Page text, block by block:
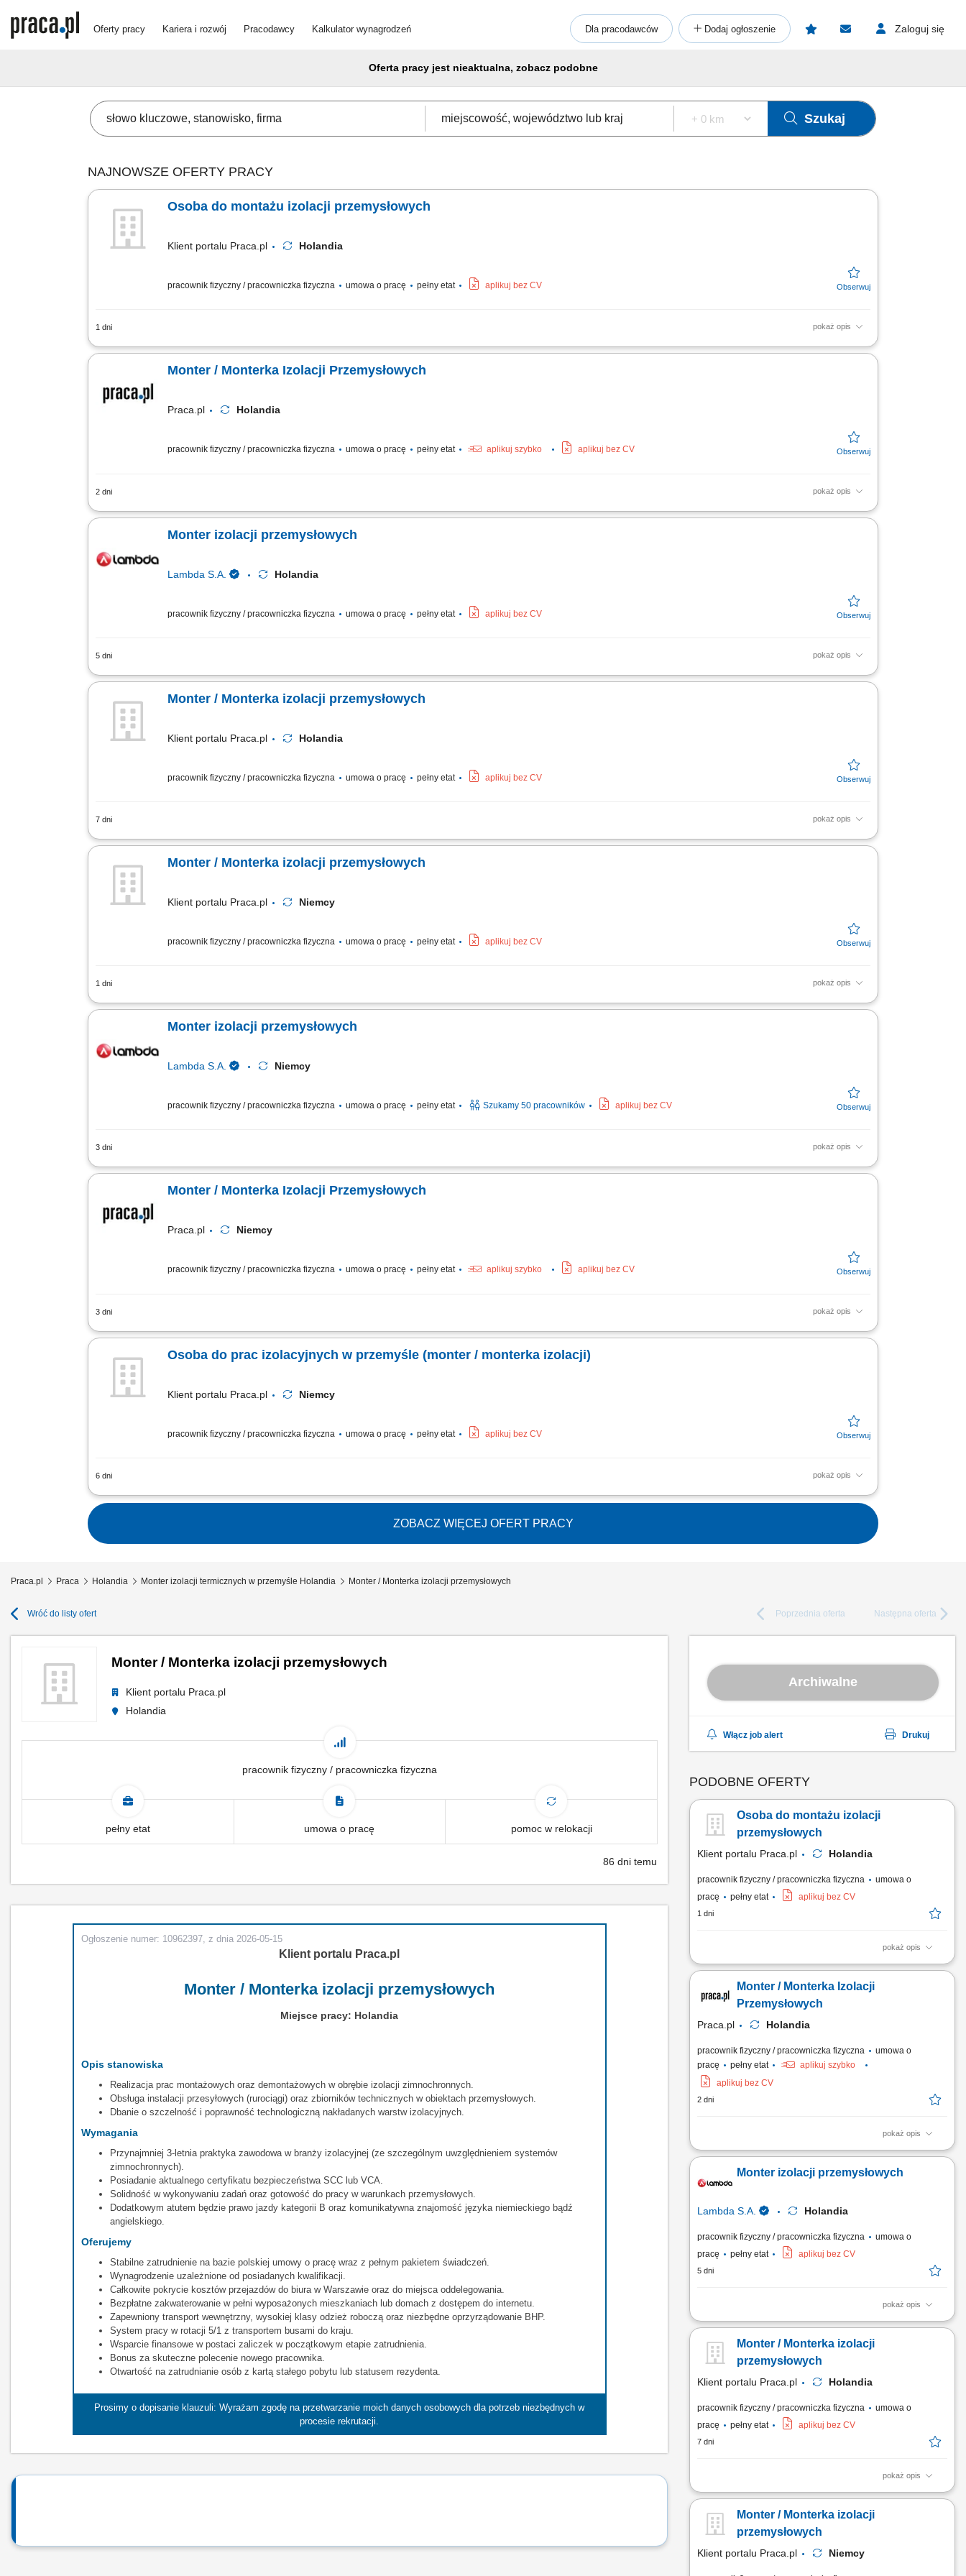
Oferty pracy Kariera i rozwój Pracodawcy Kalkulator wynagrodzeń Dla pracodawców Dodaj ogłoszenie Zaloguj się
Oferta pracy jest nieaktualna, zobacz podobne
Szukaj
NAJNOWSZE OFERTY PRACY
Osoba do montażu izolacji przemysłowych
Klient portalu Praca.pl Holandia
pracownik fizyczny / pracowniczka fizyczna umowa o pracę pełny etat aplikuj bez CV
1 dni pokaż opis
Obsługa procesów izolacyjnych (izolacje zimne) w sektorze przemysłowym. Prace monterskie i demontażowe w obrębie rurociągów oraz infrastruktury zakładowej.
Monter / Monterka Izolacji Przemysłowych
Praca.pl Holandia
pracownik fizyczny / pracowniczka fizyczna umowa o pracę pełny etat aplikuj szybko aplikuj bez CV
2 dni pokaż opis
Opis stanowiska: Kompleksowy montaż oraz demontaż systemów izolacji ciepłochronnej i zimnochronnej na obiektach przemysłowych. Prowadzenie prac
Monter izolacji przemysłowych
Lambda S.A. Holandia
pracownik fizyczny / pracowniczka fizyczna umowa o pracę pełny etat aplikuj bez CV
5 dni pokaż opis
Twój zakres obowiązków: Demontaż i montaż izolacji zimnochronnej; Praca na rurociągach oraz zbiornikach w zakładach przemysłowych;
Monter / Monterka izolacji przemysłowych
Klient portalu Praca.pl Holandia
pracownik fizyczny / pracowniczka fizyczna umowa o pracę pełny etat aplikuj bez CV
7 dni pokaż opis
Realizacja prac montażowych oraz demontażowych w obrębie izolacji zimnochronnych. Obsługa instalacji przesyłowych (rurociągi) oraz zbiorników technicznych w
Monter / Monterka izolacji przemysłowych
Klient portalu Praca.pl Niemcy
pracownik fizyczny / pracowniczka fizyczna umowa o pracę pełny etat aplikuj bez CV
1 dni pokaż opis
Demontaż i montaż izolacji ciepło- oraz zimnochronnej; Praca przy rurociągach i zbiornikach w zakładach przemysłowych;
Monter izolacji przemysłowych
Lambda S.A. Niemcy
pracownik fizyczny / pracowniczka fizyczna umowa o pracę pełny etat Szukamy 50 pracowników aplikuj bez CV
3 dni pokaż opis
Praca od zaraz Twój zakres obowiązków: Demontaż/montaż izolacji ciepło i zimnochronnej; Praca na rurociągach oraz zbiornikach w zakładach przemysłowych;
Monter / Monterka Izolacji Przemysłowych
Praca.pl Niemcy
pracownik fizyczny / pracowniczka fizyczna umowa o pracę pełny etat aplikuj szybko aplikuj bez CV
3 dni pokaż opis
Opis stanowiska: Kompleksowy montaż oraz demontaż systemów izolacji ciepłochronnej i zimnochronnej na obiektach przemysłowych. Prowadzenie prac
Osoba do prac izolacyjnych w przemyśle (monter / monterka izolacji)
Klient portalu Praca.pl Niemcy
pracownik fizyczny / pracowniczka fizyczna umowa o pracę pełny etat aplikuj bez CV
6 dni pokaż opis
Instalowanie oraz demontowanie systemów izolacji ciepło- i zimnochronnych. Realizacja prac na zbiornikach oraz rurociągach wewnątrz obiektów przemysłowych.
ZOBACZ WIĘCEJ OFERT PRACY
Praca.pl Praca Holandia Monter izolacji termicznych w przemyśle Holandia Monter / Monterka izolacji przemysłowych
Wróć do listy ofert Poprzednia oferta Następna oferta
Monter / Monterka izolacji przemysłowych
Klient portalu Praca.pl
Holandia
pracownik fizyczny / pracowniczka fizyczna
pełny etat umowa o pracę pomoc w relokacji
86 dni temu
Ogłoszenie numer: 10962397, z dnia 2026-05-15
Klient portalu Praca.pl
Monter / Monterka izolacji przemysłowych
Miejsce pracy: Holandia
Opis stanowiska
Realizacja prac montażowych oraz demontażowych w obrębie izolacji zimnochronnych.
Obsługa instalacji przesyłowych (rurociągi) oraz zbiorników technicznych w obiektach przemysłowych.
Dbanie o szczelność i poprawność technologiczną nakładanych warstw izolacyjnych.
Wymagania
Przynajmniej 3-letnia praktyka zawodowa w branży izolacyjnej (ze szczególnym uwzględnieniem systemów
zimnochronnych).
Posiadanie aktualnego certyfikatu bezpieczeństwa SCC lub VCA.
Solidność w wykonywaniu zadań oraz gotowość do pracy w warunkach przemysłowych.
Dodatkowym atutem będzie prawo jazdy kategorii B oraz komunikatywna znajomość języka niemieckiego bądź
angielskiego.
Oferujemy
Stabilne zatrudnienie na bazie polskiej umowy o pracę wraz z pełnym pakietem świadczeń.
Wynagrodzenie uzależnione od posiadanych kwalifikacji.
Całkowite pokrycie kosztów przejazdów do biura w Warszawie oraz do miejsca oddelegowania.
Bezpłatne zakwaterowanie w pełni wyposażonych mieszkaniach lub domach z dostępem do internetu.
Zapewniony transport wewnętrzny, wysokiej klasy odzież roboczą oraz niezbędne oprzyrządowanie BHP.
System pracy w rotacji 5/1 z transportem busami do kraju.
Wsparcie finansowe w postaci zaliczek w początkowym etapie zatrudnienia.
Bonus za skuteczne polecenie nowego pracownika.
Otwartość na zatrudnianie osób z kartą stałego pobytu lub statusem rezydenta.
Prosimy o dopisanie klauzuli: Wyrażam zgodę na przetwarzanie moich danych osobowych dla potrzeb niezbędnych w
procesie rekrutacji.
Archiwalne
Włącz job alert Drukuj
PODOBNE OFERTY
Osoba do montażu izolacji
przemysłowych
Klient portalu Praca.pl Holandia
pracownik fizyczny / pracowniczka fizyczna
umowa o
pracę
pełny etat aplikuj bez CV
1 dni
pokaż opis
Obsługa procesów izolacyjnych (izolacje zimne) w sektorze
rurociągów oraz infrastruktury zakładowej.
Monter / Monterka Izolacji
Przemysłowych
Praca.pl Holandia
pracownik fizyczny / pracowniczka fizyczna
umowa o
pracę
pełny etat
aplikuj szybko
aplikuj bez CV
2 dni
pokaż opis
Opis stanowiska: Kompleksowy montaż oraz demontaż
przemysłowych. Prowadzenie prac instalacyjnych
bezpośrednio na ciągach rurociągowych, instalacjach
Zakładanie materiałów...
Monter izolacji przemysłowych
Lambda S.A. Holandia
pracownik fizyczny / pracowniczka fizyczna
umowa o
pracę
pełny etat aplikuj bez CV
5 dni
pokaż opis
Twój zakres obowiązków: Demontaż i montaż izolacji
zakładach przemysłowych;
Monter / Monterka izolacji
przemysłowych
Klient portalu Praca.pl Holandia
pracownik fizyczny / pracowniczka fizyczna
umowa o
pracę
pełny etat aplikuj bez CV
7 dni
pokaż opis
Realizacja prac montażowych oraz demontażowych w obrębie
(rurociągi) oraz zbiorników technicznych w obiektach
przemysłowych. Dbanie o szczelność i poprawność
Monter / Monterka izolacji
przemysłowych
Klient portalu Praca.pl Niemcy